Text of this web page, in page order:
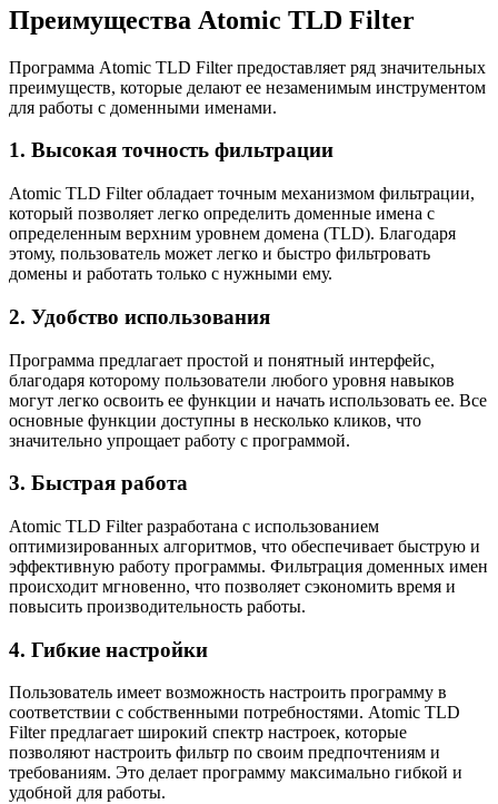
Преимущества Atomic TLD Filter
Программа Atomic TLD Filter предоставляет ряд значительных
преимуществ, которые делают ее незаменимым инструментом
для работы с доменными именами.
1. Высокая точность фильтрации
Atomic TLD Filter обладает точным механизмом фильтрации,
который позволяет легко определить доменные имена с
определенным верхним уровнем домена (TLD). Благодаря
этому, пользователь может легко и быстро фильтровать
домены и работать только с нужными ему.
2. Удобство использования
Программа предлагает простой и понятный интерфейс,
благодаря которому пользователи любого уровня навыков
могут легко освоить ее функции и начать использовать ее. Все
основные функции доступны в несколько кликов, что
значительно упрощает работу с программой.
3. Быстрая работа
Atomic TLD Filter разработана с использованием
оптимизированных алгоритмов, что обеспечивает быструю и
эффективную работу программы. Фильтрация доменных имен
происходит мгновенно, что позволяет сэкономить время и
повысить производительность работы.
4. Гибкие настройки
Пользователь имеет возможность настроить программу в
соответствии с собственными потребностями. Atomic TLD
Filter предлагает широкий спектр настроек, которые
позволяют настроить фильтр по своим предпочтениям и
требованиям. Это делает программу максимально гибкой и
удобной для работы.